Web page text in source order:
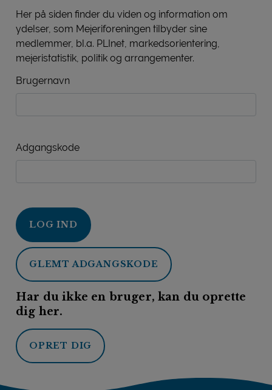
Her på siden finder du viden og information om
ydelser, som Mejeriforeningen tilbyder sine
medlemmer, bl.a. PLInet, markedsorientering,
mejeristatistik, politik og arrangementer.
Brugernavn
Adgangskode
LOG IND
GLEMT ADGANGSKODE
Har du ikke en bruger, kan du oprette
dig her.
OPRET DIG